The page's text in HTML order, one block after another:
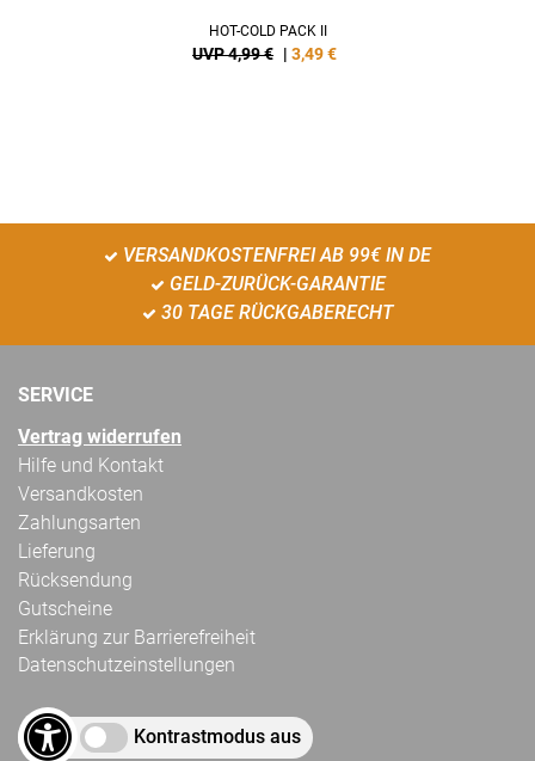
HOT-COLD PACK II
UVP 4,99 € | 3,49€
VERSANDKOSTENFREI AB 99€ IN DE
GELD-ZURÜCK-GARANTIE
30 TAGE RÜCKGABERECHT
SERVICE
Vertrag widerrufen
Hilfe und Kontakt
Versandkosten
Zahlungsarten
Lieferung
Rücksendung
Gutscheine
Erklärung zur Barrierefreiheit
Datenschutzeinstellungen
Kontrastmodus aus